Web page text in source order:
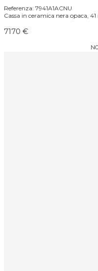
Referenza: 7941A1ACNU
Cassa in ceramica nera opaca,
7170 €